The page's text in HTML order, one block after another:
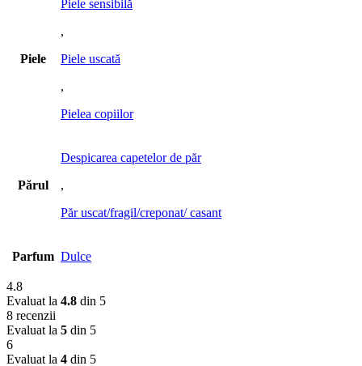
Piele
Piele sensibilă
,
Piele uscată
,
Pielea copiilor
Părul
Despicarea capetelor de păr
,
Păr uscat/fragil/creponat/ casant
Parfum Dulce
4.8
Evaluat la 4.8 din 5
8 recenzii
Evaluat la 5 din 5
6
Evaluat la 4 din 5